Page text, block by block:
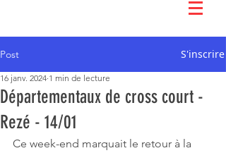
Post S'inscrire
Départementaux de cross court -
Rezé - 14/01
16 janv. 2024 1 min de lecture
Ce week-end marquait le retour à la